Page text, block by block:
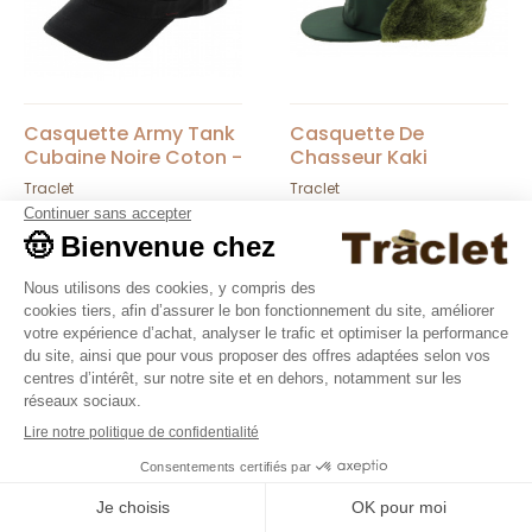
Casquette Army Tank
Cubaine Noire Coton -
Traclet
Traclet
12,00 €
Casquette De
Chasseur Kaki
Traclet